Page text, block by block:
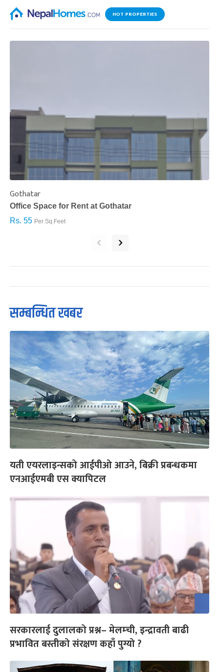
HOT PROPERTIES
Gothatar
Office Space for Rent at Gothatar
Rs. 55 Per Sq.Feet
‹ ›
सम्बन्धित खबर
यती एयरलाइन्सको आईपीओ आउने, बिक्री प्रबन्धकमा
एनआईएमबी एस क्यापिटल
सरकारलाई दुलालको प्रश्न– मेलम्ची, इन्द्रावती बाढी
प्रभावित बस्तीको संरक्षण कहाँ पुग्यो ?